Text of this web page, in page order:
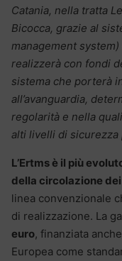
Catania, nella tratta
Bicocca, grazie al
management
realizzerà con fondi
sistema che porterà
all’avanguardia,
regolarità e nella
alti livelli di
L’Ertms è il più
della circolazione
linea convenzionale
di realizzazione. La
euro, finanziata
Europea come